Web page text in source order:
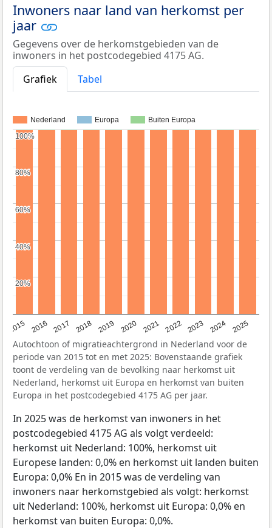
Inwoners naar land van herkomst per
jaar
Gegevens over de herkomstgebieden van de
inwoners in het postcodegebied 4175 AG.
Grafiek
Tabel
Nederland Europa Buiten Europa
2015 2016 2017 2018 2019 2020 2021 2022 2023 2024 2025
20%
20%
40%
40%
60%
60%
80%
80%
100%
100%
Autochtoon of migratieachtergrond in Nederland voor de
periode van 2015 tot en met 2025: Bovenstaande grafiek
toont de verdeling van de bevolking naar herkomst uit
Nederland, herkomst uit Europa en herkomst van buiten
Europa in het postcodegebied 4175 AG per jaar.
In 2025 was de herkomst van inwoners in het
postcodegebied 4175 AG als volgt verdeeld:
herkomst uit Nederland: 100%, herkomst uit
Europese landen: 0,0% en herkomst uit landen buiten
Europa: 0,0% En in 2015 was de verdeling van
inwoners naar herkomstgebied als volgt: herkomst
uit Nederland: 100%, herkomst uit Europa: 0,0% en
herkomst van buiten Europa: 0,0%.